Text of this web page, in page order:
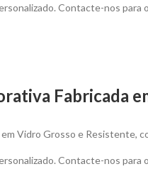
Contacte-nos
Fabricada
Vidro Grosso e Resistente,
Contacte-nos